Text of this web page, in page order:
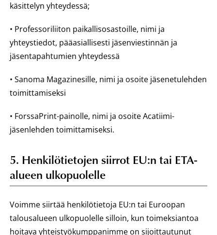
käsittelyn yhteydessä;
• Professoriliiton paikallisosastoille, nimi ja
yhteystiedot, pääasiallisesti jäsenviestinnän ja
jäsentapahtumien yhteydessä
• Sanoma Magazinesille, nimi ja osoite jäsenetulehden
toimittamiseksi
• ForssaPrint-painolle, nimi ja osoite Acatiimi-
jäsenlehden toimittamiseksi.
5. Henkilötietojen siirrot EU:n tai ETA-
alueen ulkopuolelle
Voimme siirtää henkilötietoja EU:n tai Euroopan
talousalueen ulkopuolelle silloin, kun toimeksiantoa
hoitava yhteistyökumppanimme on sijoittautunut